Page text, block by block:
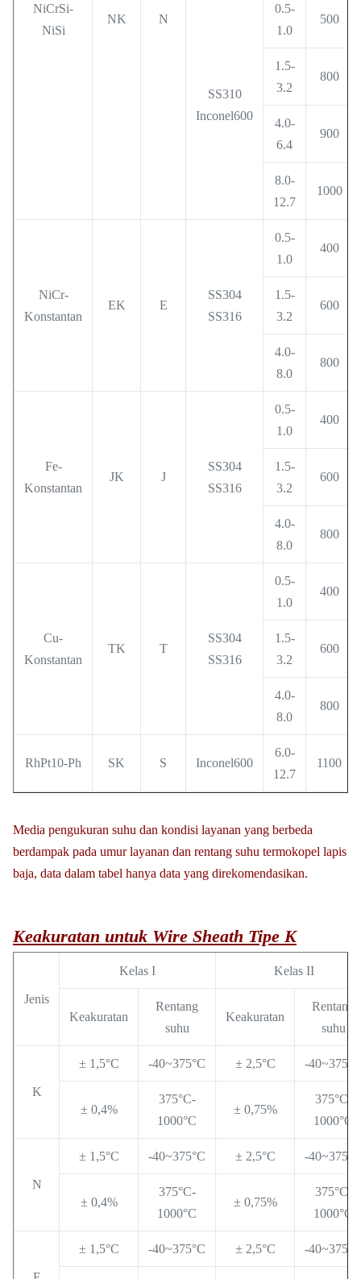
NiCrSi-
NiSi
NK N
SS310
Inconel600
0.5-
1.0
500
1.5-
3.2
800
4.0-
6.4
900
8.0-
12.7
1000
NiCr-
Konstantan
EK E
SS304
SS316
0.5-
1.0
400
1.5-
3.2
600
4.0-
8.0
800
Fe-
Konstantan
JK J
SS304
SS316
0.5-
1.0
400
1.5-
3.2
600
4.0-
8.0
800
Cu-
Konstantan
TK T
SS304
SS316
0.5-
1.0
400
1.5-
3.2
600
4.0-
8.0
800
RhPt10-Ph SK S Inconel600
6.0-
12.7
1100
Media pengukuran suhu dan kondisi layanan yang berbeda
berdampak pada umur layanan dan rentang suhu termokopel lapis
baja, data dalam tabel hanya data yang direkomendasikan.
Keakuratan untuk Wire Sheath Tipe K
Jenis
Kelas I Kelas II
Keakuratan
Rentang
suhu
Keakuratan
Rentang
suhu
K
± 1,5°C -40~375°C ± 2,5°C -40~375°C
± 0,4%
375°C-
1000°C
± 0,75%
375°C-
1000°C
N
± 1,5°C -40~375°C ± 2,5°C -40~375°C
± 0,4%
375°C-
1000°C
± 0,75%
375°C-
1000°C
± 1,5°C -40~375°C ± 2,5°C -40~375°C